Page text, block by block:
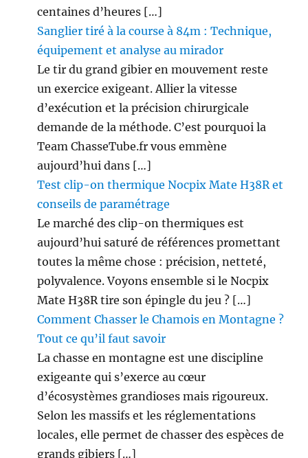
centaines d’heures […]
Sanglier tiré à la course à 84m : Technique,
équipement et analyse au mirador
Le tir du grand gibier en mouvement reste
un exercice exigeant. Allier la vitesse
d’exécution et la précision chirurgicale
demande de la méthode. C’est pourquoi la
Team ChasseTube.fr vous emmène
aujourd’hui dans […]
Test clip-on thermique Nocpix Mate H38R et
conseils de paramétrage
Le marché des clip-on thermiques est
aujourd’hui saturé de références promettant
toutes la même chose : précision, netteté,
polyvalence. Voyons ensemble si le Nocpix
Mate H38R tire son épingle du jeu ? […]
Comment Chasser le Chamois en Montagne ?
Tout ce qu’il faut savoir
La chasse en montagne est une discipline
exigeante qui s’exerce au cœur
d’écosystèmes grandioses mais rigoureux.
Selon les massifs et les réglementations
locales, elle permet de chasser des espèces de
grands gibiers […]